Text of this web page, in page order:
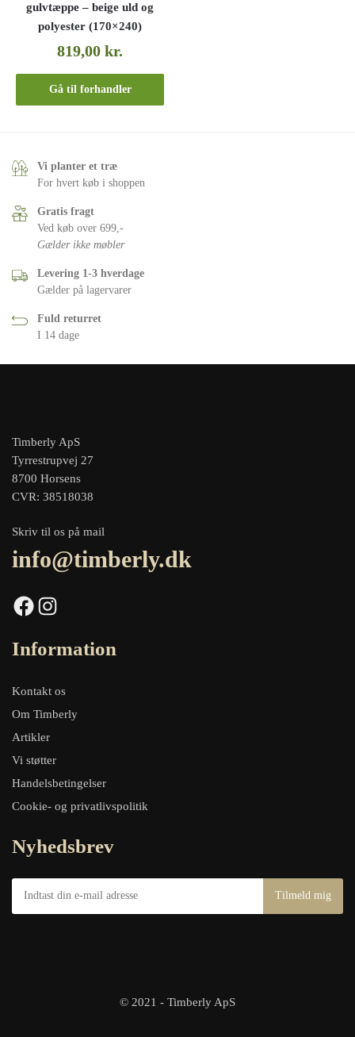
gulvtæppe – beige uld og
polyester (170×240)
819,00kr.
Gå til forhandler
Vi planter et træ
For hvert køb i shoppen
Gratis fragt
Ved køb over 699,-
Gælder ikke møbler
Levering 1-3 hverdage
Gælder på lagervarer
Fuld returret
I 14 dage
Timberly ApS
Tyrrestrupvej 27
8700 Horsens
CVR: 38518038
Skriv til os på mail
info@timberly.dk
Facebook Instagram
Information
Kontakt os
Om Timberly
Artikler
Vi støtter
Handelsbetingelser
Cookie- og privatlivspolitik
Nyhedsbrev
© 2021 - Timberly ApS